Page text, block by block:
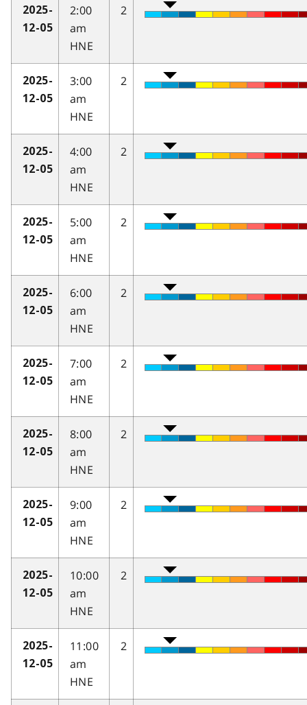
2025-
12-05
2:00
am
HNE
2
2025-
12-05
3:00
am
HNE
2
2025-
12-05
4:00
am
HNE
2
2025-
12-05
5:00
am
HNE
2
2025-
12-05
6:00
am
HNE
2
2025-
12-05
7:00
am
HNE
2
2025-
12-05
8:00
am
HNE
2
2025-
12-05
9:00
am
HNE
2
2025-
12-05
10:00
am
HNE
2
2025-
12-05
11:00
am
HNE
2